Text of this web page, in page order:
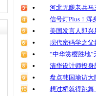
河北无腿老兵马
信号灯Plus！浑
美国发言人即兴
现代密码学之
“中华赏樱胜地
清华设计师投
盘点韩国瑜访大
想过桥就得跳舞